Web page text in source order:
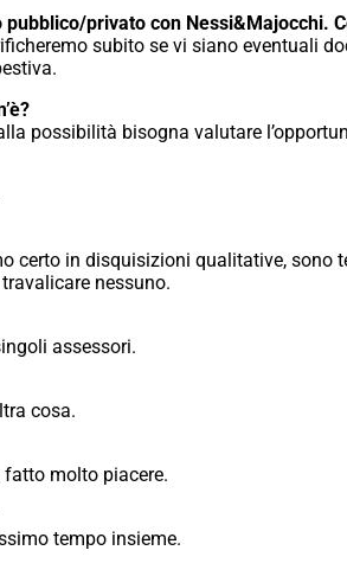
privato con Nessi&Majocchi.
subito se vi siano eventuali
possibilità bisogna valutare
certo in disquisizioni qualitative,
nessuno.
assessori.
cosa.
molto piacere.
tempo insieme.